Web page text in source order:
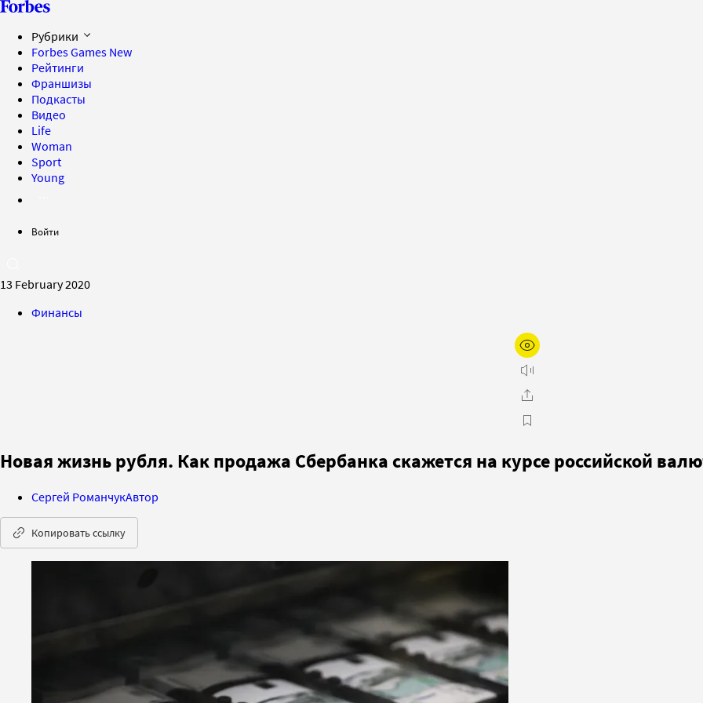
Рубрики
Forbes Games New
Рейтинги
Франшизы
Подкасты
Видео
Life
Woman
Sport
Young
Войти
13 February 2020
Финансы
Новая жизнь рубля. Как продажа Сбербанка скажется на курсе российской
Сергей РоманчукАвтор
Копировать ссылку